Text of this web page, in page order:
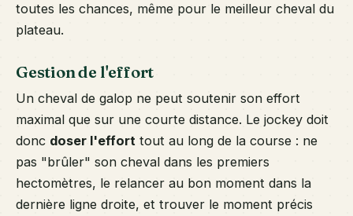
toutes les chances, même pour le meilleur cheval du
plateau.
Gestion de l'effort
Un cheval de galop ne peut soutenir son effort
maximal que sur une courte distance. Le jockey doit
donc doser l'effort tout au long de la course : ne
pas "brûler" son cheval dans les premiers
hectomètres, le relancer au bon moment dans la
dernière ligne droite, et trouver le moment précis